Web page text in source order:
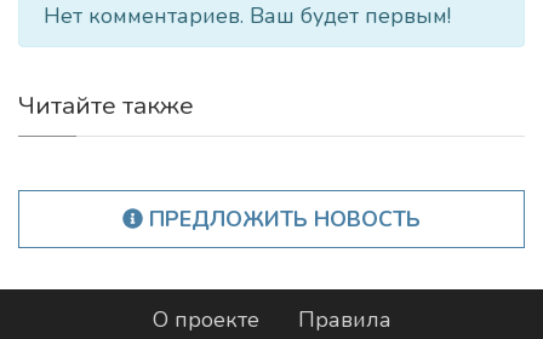
Нет комментариев. Ваш будет первым!
Читайте также
ПРЕДЛОЖИТЬ НОВОСТЬ
О проекте
Правила